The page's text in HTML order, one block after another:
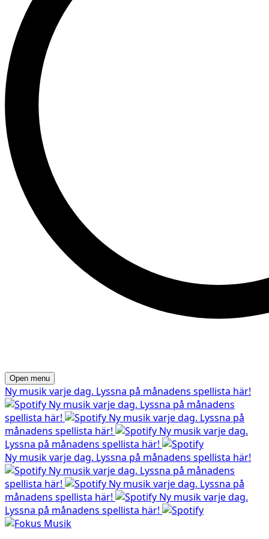
Open menu
Ny musik varje dag. Lyssna på månadens spellista här!
Ny musik varje dag. Lyssna på månadens
spellista här!
Ny musik varje dag. Lyssna på
månadens spellista här!
Ny musik varje dag.
Lyssna på månadens spellista här!
Ny musik varje dag. Lyssna på månadens spellista här!
Ny musik varje dag. Lyssna på månadens
spellista här!
Ny musik varje dag. Lyssna på
månadens spellista här!
Ny musik varje dag.
Lyssna på månadens spellista här!